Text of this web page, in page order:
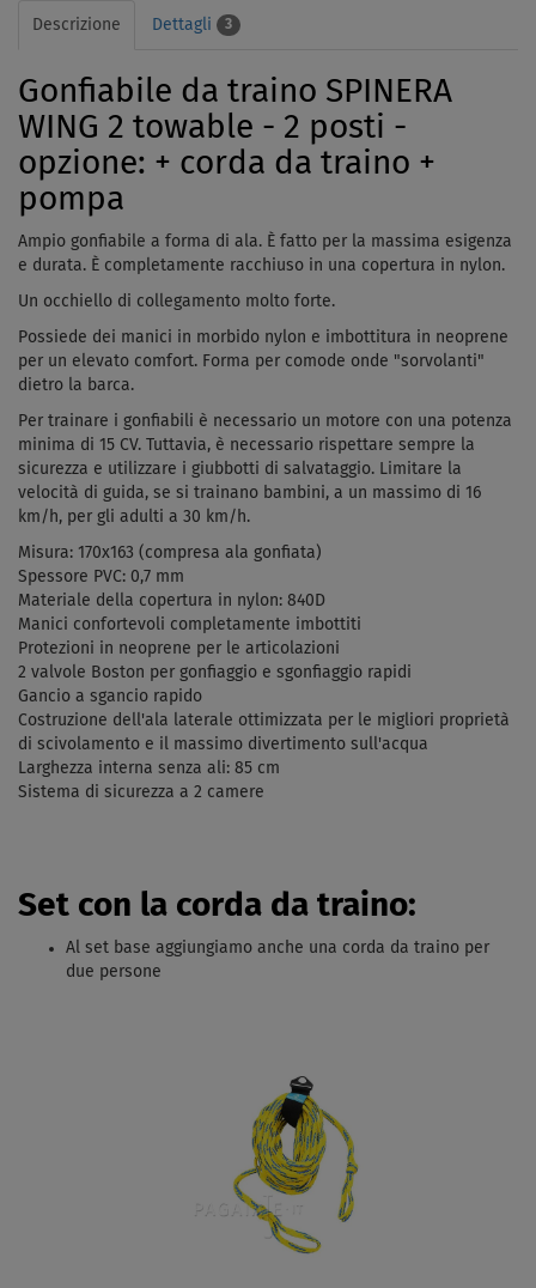
Descrizione Dettagli 3
Gonfiabile da traino SPINERA
WING 2 towable - 2 posti -
opzione: + corda da traino +
pompa
Ampio gonfiabile a forma di ala. È fatto per la massima esigenza
e durata. È completamente racchiuso in una copertura in nylon.
Un occhiello di collegamento molto forte.
Possiede dei manici in morbido nylon e imbottitura in neoprene
per un elevato comfort. Forma per comode onde "sorvolanti"
dietro la barca.
Per trainare i gonfiabili è necessario un motore con una potenza
minima di 15 CV. Tuttavia, è necessario rispettare sempre la
sicurezza e utilizzare i giubbotti di salvataggio. Limitare la
velocità di guida, se si trainano bambini, a un massimo di 16
km/h, per gli adulti a 30 km/h.
Misura: 170x163 (compresa ala gonfiata)
Spessore PVC: 0,7 mm
Materiale della copertura in nylon: 840D
Manici confortevoli completamente imbottiti
Protezioni in neoprene per le articolazioni
2 valvole Boston per gonfiaggio e sgonfiaggio rapidi
Gancio a sgancio rapido
Costruzione dell'ala laterale ottimizzata per le migliori proprietà
di scivolamento e il massimo divertimento sull'acqua
Larghezza interna senza ali: 85 cm
Sistema di sicurezza a 2 camere
Set con la corda da traino:
Al set base aggiungiamo anche una corda da traino per
due persone